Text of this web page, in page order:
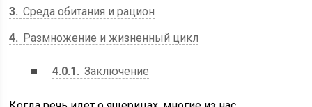
3 Среда обитания и рацион
4
Размножение и жизненный цикл
4.0.1 Заключение